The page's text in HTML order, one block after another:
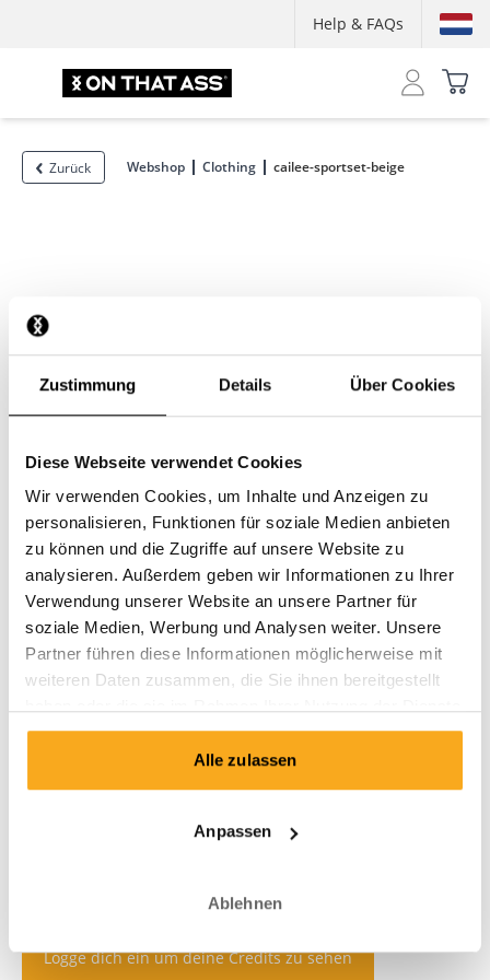
Zustimmung Details Über Cookies
Diese Webseite verwendet Cookies
Wir verwenden Cookies, um Inhalte und Anzeigen zu
personalisieren, Funktionen für soziale Medien anbieten
zu können und die Zugriffe auf unsere Website zu
analysieren. Außerdem geben wir Informationen zu Ihrer
Verwendung unserer Website an unsere Partner für
soziale Medien, Werbung und Analysen weiter. Unsere
Partner führen diese Informationen möglicherweise mit
weiteren Daten zusammen, die Sie ihnen bereitgestellt
gesammelt haben.
Alle zulassen
Anpassen
Ablehnen
Help & FAQs
Zurück Webshop Clothing cailee-sportset-beige
Logge dich ein um deine Credits zu sehen